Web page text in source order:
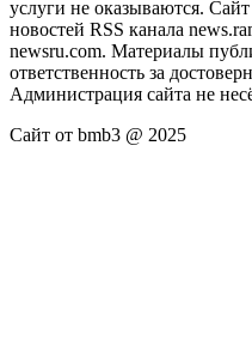
услуги не оказываются.
новостей RSS канала
newsru.com. Материалы
ответственность за
Администрация сайта не
Сайт от bmb3 @ 2025